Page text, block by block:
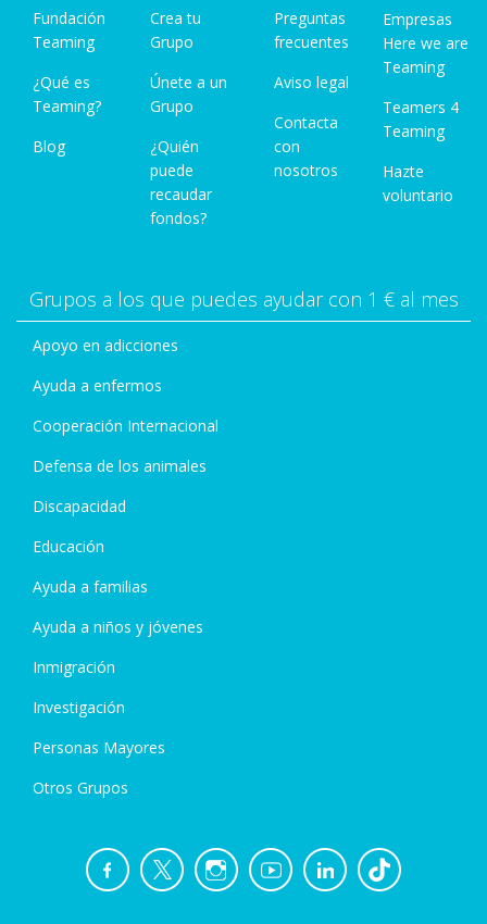
Fundación
Teaming
¿Qué es
Teaming?
Blog
Crea tu
Grupo
Únete a un
Grupo
¿Quién
puede
recaudar
fondos?
Preguntas
frecuentes
Aviso legal
Contacta
con
nosotros
Empresas
Here we are
Teaming
Teamers 4
Teaming
Hazte
voluntario
Grupos a los que puedes ayudar con 1 € al mes
Apoyo en adicciones
Ayuda a enfermos
Cooperación Internacional
Defensa de los animales
Discapacidad
Educación
Ayuda a familias
Ayuda a niños y jóvenes
Inmigración
Investigación
Personas Mayores
Otros Grupos